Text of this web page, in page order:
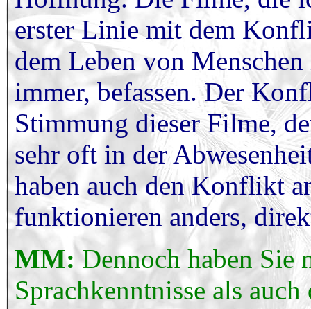
erster Linie mit dem
dem Leben von
immer, befassen. Der
Stimmung dieser Filme,
sehr oft in der
haben auch den Konflikt
funktionieren anders,
MM:Dennoch haben
Sprachkenntnisse als